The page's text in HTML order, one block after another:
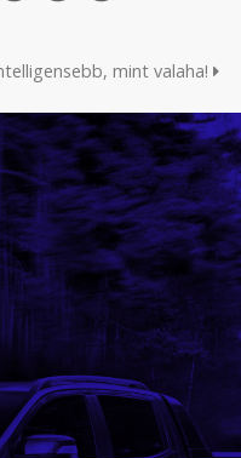
mint valaha!